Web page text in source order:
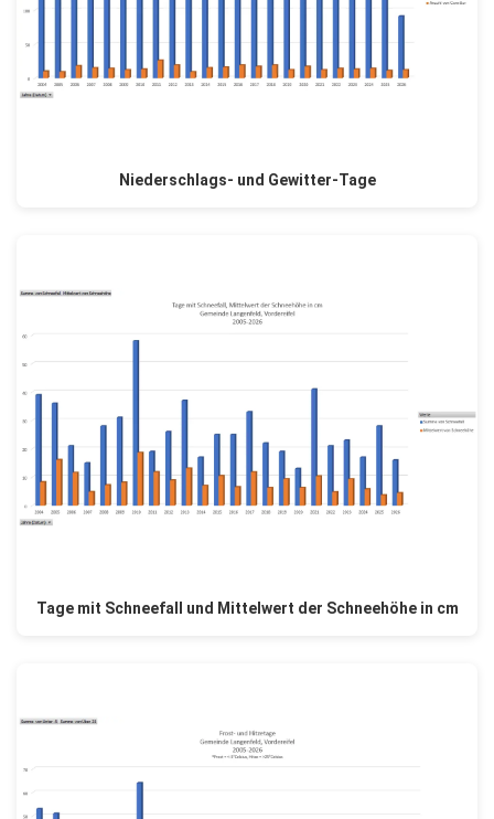
Niederschlags- und Gewitter-Tage
Tage mit Schneefall und Mittelwert der Schneehöhe in cm